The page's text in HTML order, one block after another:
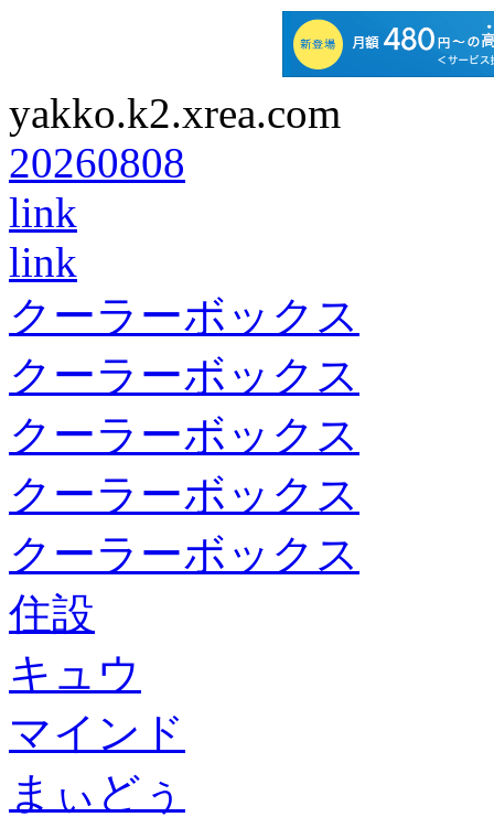
yakko.k2.xrea.com
20260808
link
link
クーラーボックス
クーラーボックス
クーラーボックス
クーラーボックス
クーラーボックス
住設
キュウ
マインド
まぃどぅ